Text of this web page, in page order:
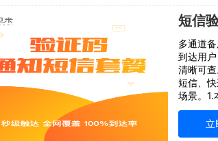
短信
多通道
到达用
清晰可
短信、
场景。1.
等通知类
2.催收
餐，如有
立